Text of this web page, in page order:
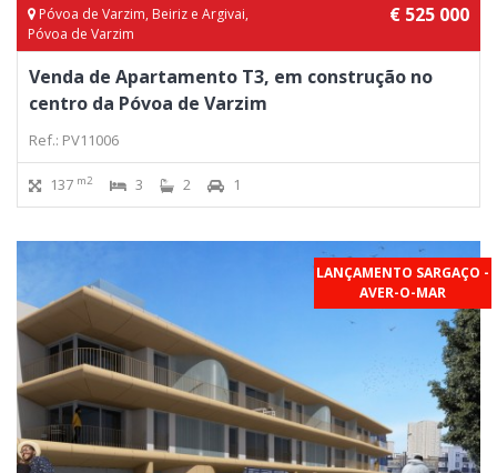
Póvoa de Varzim, Beiriz e Argivai,
Póvoa de Varzim
€ 525 000
Venda de Apartamento T3, em construção no
centro da Póvoa de Varzim
Ref.: PV11006
137 m2 3 2 1
LANÇAMENTO SARGAÇO -
AVER-O-MAR